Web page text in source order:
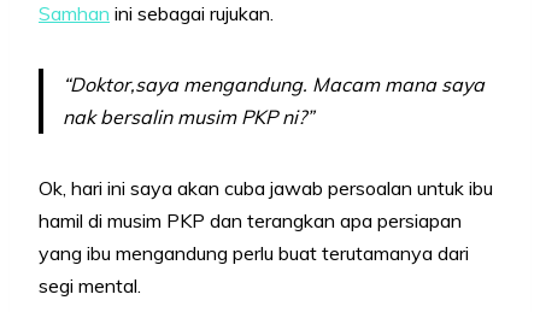
Samhan ini sebagai rujukan.
“Doktor,saya mengandung. Macam mana saya
nak bersalin musim PKP ni?”
Ok, hari ini saya akan cuba jawab persoalan untuk ibu
hamil di musim PKP dan terangkan apa persiapan
yang ibu mengandung perlu buat terutamanya dari
segi mental.